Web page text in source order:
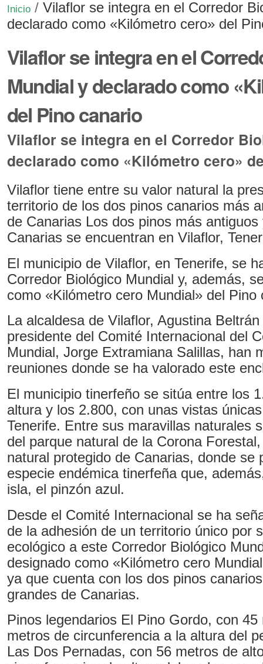
Inicio / Vilaflor se integra en el Corredor
declarado como «Kilómetro cero» del
Vilaflor se integra en el
Mundial y declarado como
del Pino canario
Vilaflor se integra en el Corredor
declarado como «Kilómetro cero»
Vilaflor tiene entre su valor natural la
territorio de los dos pinos canarios más
de Canarias Los dos pinos más
Canarias se encuentran en Vilaflor,
El municipio de Vilaflor, en Tenerife, se
Corredor Biológico Mundial y, además,
como «Kilómetro cero Mundial» del Pino
La alcaldesa de Vilaflor, Agustina
presidente del Comité Internacional del
Mundial, Jorge Extramiana Salillas, han
reuniones donde se ha valorado este
El municipio tinerfeño se sitúa entre los
altura y los 2.800, con unas vistas
Tenerife. Entre sus maravillas naturales
del parque natural de la Corona
natural protegido de Canarias, donde se
especie endémica tinerfeña que,
isla, el pinzón azul.
Desde el Comité Internacional se ha
de la adhesión de un territorio único por
ecológico a este Corredor Biológico
designado como «Kilómetro cero
ya que cuenta con los dos pinos
grandes de Canarias.
Pinos legendarios El Pino Gordo, con
metros de circunferencia a la altura del
Las Dos Pernadas, con 56 metros de